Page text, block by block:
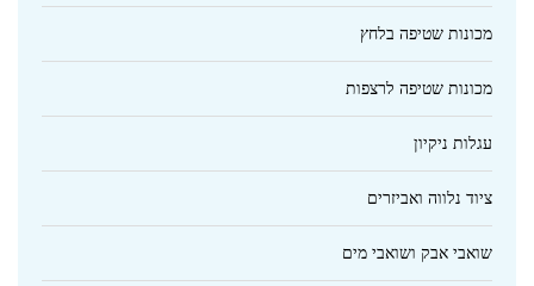
מכונות שטיפה בלחץ
מכונות שטיפה לרצפות
עגלות ניקיון
ציוד נלווה ואביזרים
שואבי אבק ושואבי מים